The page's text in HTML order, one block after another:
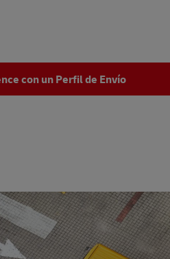
con un Perfil de Envío